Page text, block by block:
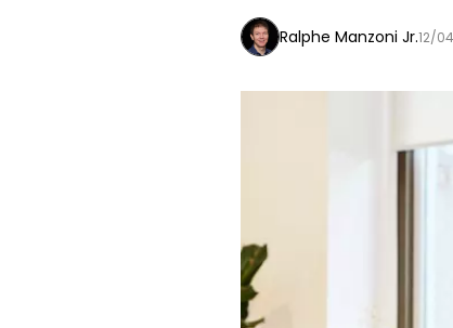
Ralphe Manzoni Jr.12/